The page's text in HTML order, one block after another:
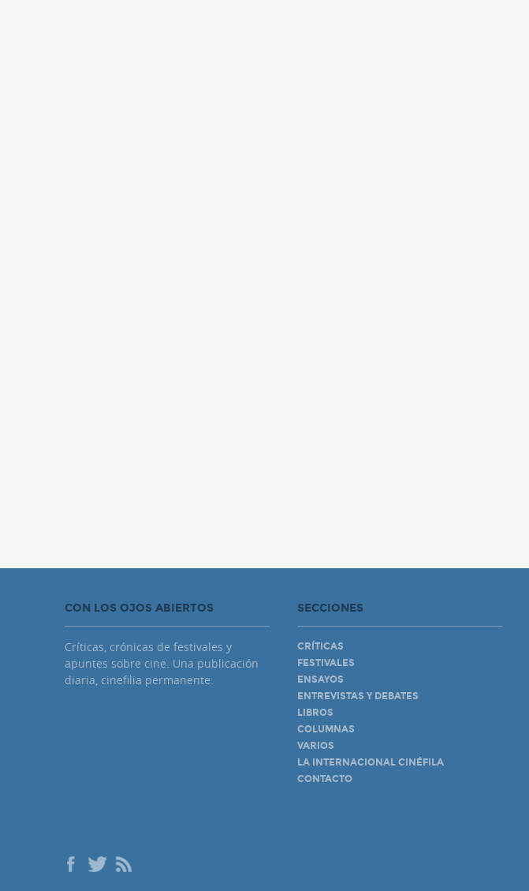
CON LOS OJOS ABIERTOS
Críticas, crónicas de festivales y
apuntes sobre cine. Una publicación
diaria, cinefilia permanente.
SECCIONES
CRÍTICAS
FESTIVALES
ENSAYOS
ENTREVISTAS Y DEBATES
LIBROS
COLUMNAS
VARIOS
LA INTERNACIONAL CINÉFILA
CONTACTO